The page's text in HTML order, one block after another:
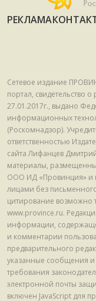
РЕКЛАМА
Сетевое издание
портал, свидетельство
27.01.2017г., выдано
информационных
(Роскомнадзор).
ответственностью
сайта Лифанцев
материалы,
ООО ИД «Провинция» и
лицами без
цитирование возможно
www.province.ru.
информации,
и комментарии
предварительного
указанные сообщения
требования
электронной почты
включен JavaScript для